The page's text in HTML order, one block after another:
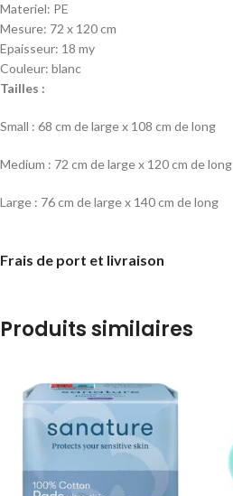
Materiel: PE
Mesure: 72 x 120 cm
Epaisseur: 18 my
Couleur: blanc
Tailles :
Small : 68 cm de large x 108 cm de long
Medium : 72 cm de large x 120 cm de long
Large : 76 cm de large x 140 cm de long
Frais de port et livraison
Produits similaires